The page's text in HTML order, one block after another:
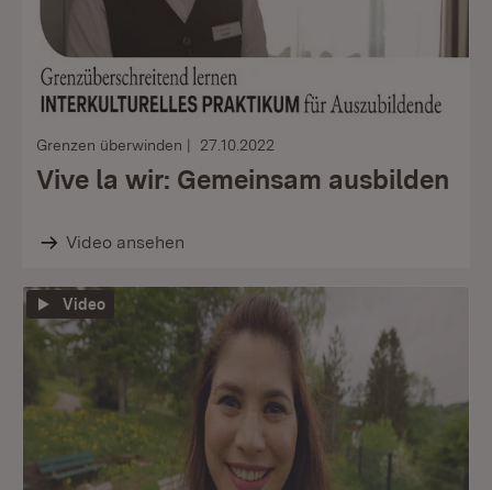
Grenzen überwinden 27.10.2022
Vive la wir: Gemeinsam ausbilden
Video ansehen
Video